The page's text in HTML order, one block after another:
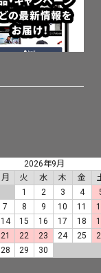
2026年9月
月 火 水 木 金
1
2 3 4
7 8 9 10 11
14 15 16 17 18
21 22 23 24 25
28 29 30